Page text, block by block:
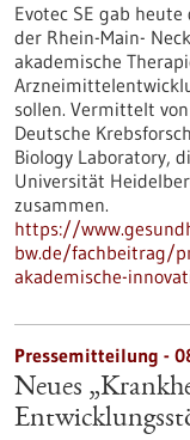
Evotec SE gab heute
der Rhein-Main-
akademische
sollen. Vermittelt
Deutsche
Biology Laboratory,
Universität
zusammen.
https://
bw.de/fachbeitrag/
akademische-
Pressemitteilung -
Neues